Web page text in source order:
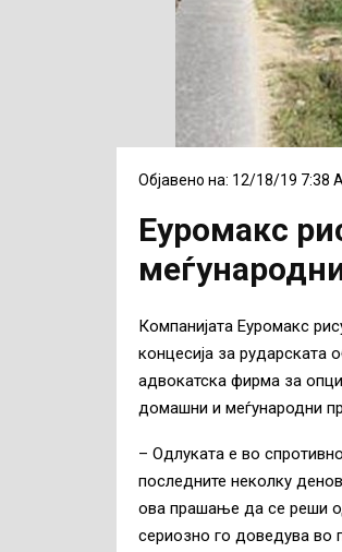
Објавено на: 12/18/19 7:38
Еуромакс
Компанијата Еуромакс
концесија за рударската
адвокатска фирма за
домашни и меѓународни
– Одлуката е во
последните неколку
ова прашање да се реши
сериозно го доведува во